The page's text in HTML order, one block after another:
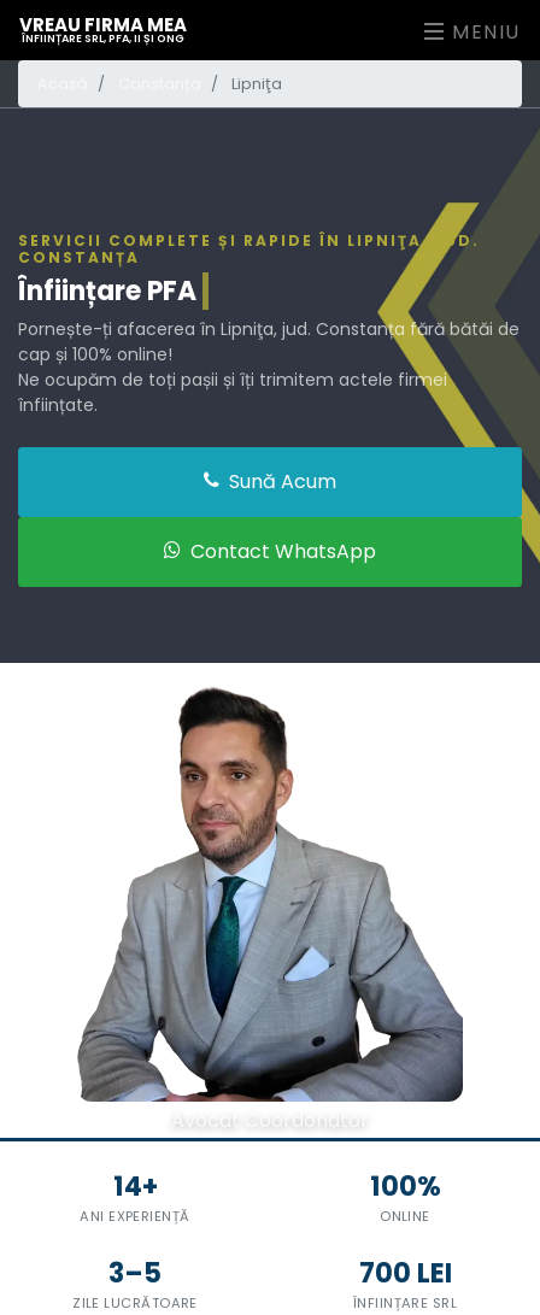
VREAU FIRMA MEA
ÎNFIINȚARE SRL, PFA, II ȘI ONG MENIU
Lipniţa
SERVICII COMPLETE ȘI RAPIDE ÎN LIPNIŢA, JUD.
CONSTANȚA
ÎnființarePFA
Pornește-ți afacerea în Lipniţa, jud. Constanța fără bătăi de
cap și 100% online!
Ne ocupăm de toți pașii și îți trimitem actele firmei
înființate.
Sună Acum
Contact WhatsApp
Avocat Coordonator
14+
ANI EXPERIENȚĂ
100%
ONLINE
3–5
ZILE LUCRĂTOARE
700 LEI
ÎNFIINȚARE SRL